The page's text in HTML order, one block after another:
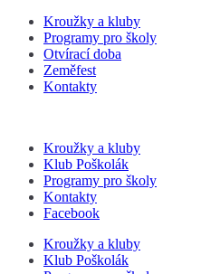
Kroužky a kluby
Programy pro školy
Otvírací doba
Zeměfest
Kontakty
Kroužky a kluby
Klub Poškolák
Programy pro školy
Kontakty
Facebook
Kroužky a kluby
Klub Poškolák